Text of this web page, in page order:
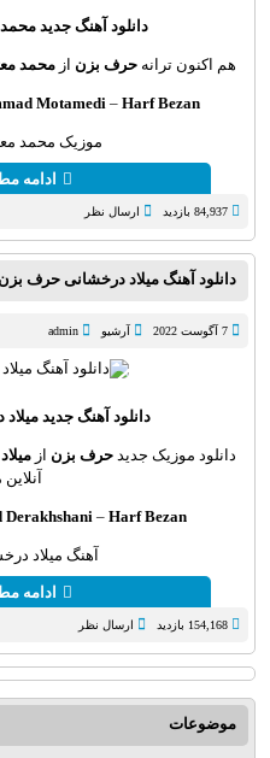
دانلود آهنگ جدید
هم اکنون ترانه حرف بزن از محمد
Motamedi– Harf Bezan
موزیک محمد
ادامه
84,937 بازدید ارسال نظر
دانلود آهنگ میلاد درخشانی حرف بزن
7 آگوست 2022 آرشیو admin
دانلود آهنگ جديد
دانلود موزیک جديد حرف بزن از
Derakhshani – Harf Bezan
آهنگ میلاد
ادامه
154,168 بازدید ارسال نظر
موضوعات